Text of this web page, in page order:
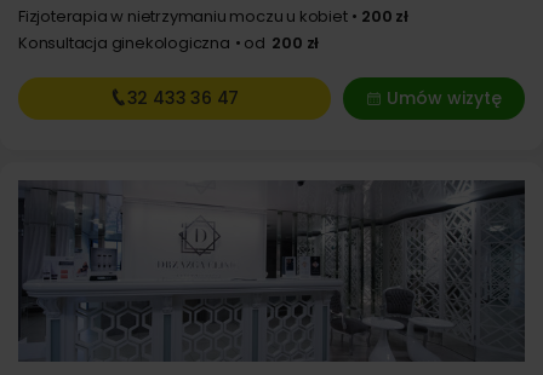
Fizjoterapia w nietrzymaniu moczu u kobiet
200 zł
Konsultacja ginekologiczna
od 200 zł
Umów wizytę
32 433 36 47